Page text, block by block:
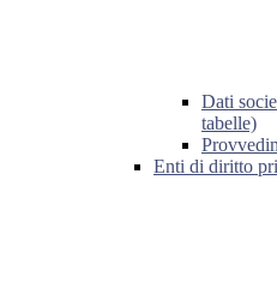
Dati
tabelle)
Enti di diritto